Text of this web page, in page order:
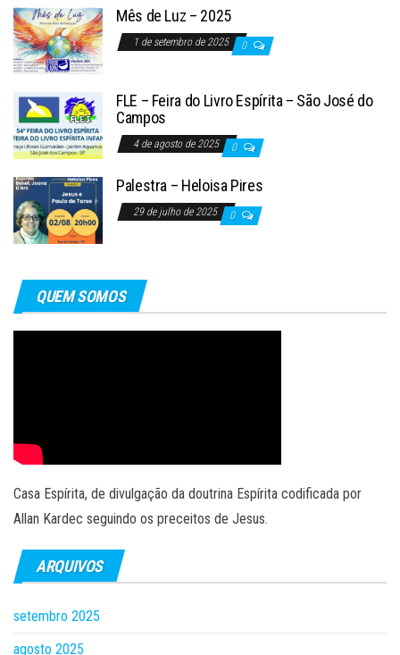
Mês de Luz – 2025
1 de setembro de 2025 0
FLE – Feira do Livro Espírita – São José do
Campos
4 de agosto de 2025 0
Palestra – Heloisa Pires
29 de julho de 2025 0
QUEM SOMOS
Casa Espírita, de divulgação da doutrina Espírita codificada por
Allan Kardec seguindo os preceitos de Jesus.
ARQUIVOS
setembro 2025
agosto 2025